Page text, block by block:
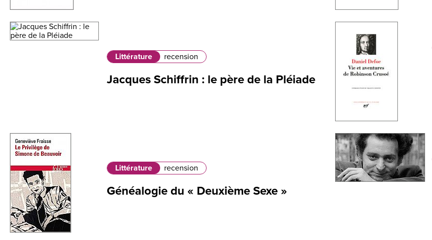
Littérature recension
Jacques Schiffrin : le père de la Pléiade
Littérature recension
Généalogie du « Deuxième Sexe »